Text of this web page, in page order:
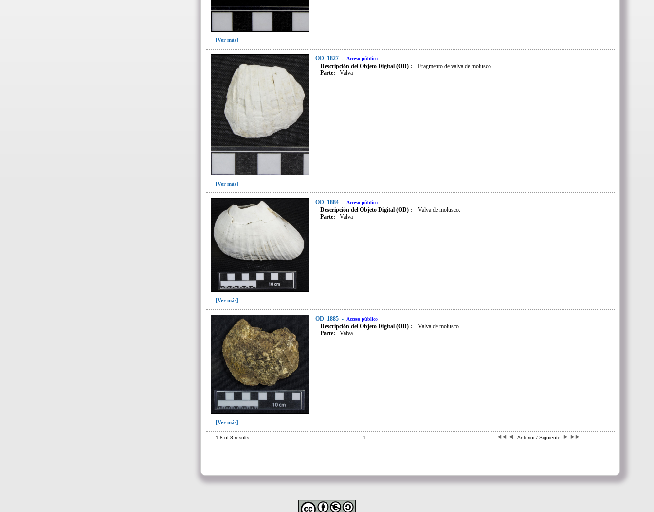
[Ver más]
OD 1827 - Acceso público
Descripción del Objeto Digital (OD) :
Fragmento de valva de molusco.
Parte:
Valva
[Ver más]
OD 1884 - Acceso público
Descripción del Objeto Digital (OD) :
Valva de molusco.
Parte:
Valva
[Ver más]
OD 1885 - Acceso público
Descripción del Objeto Digital (OD) :
Valva de molusco.
Parte:
Valva
[Ver más]
1-8 of 8 results 1 Anterior / Siguiente